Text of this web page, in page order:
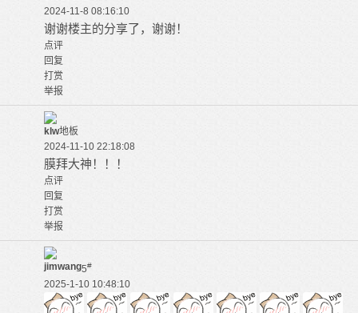
2024-11-8 08:16:10
谢谢楼主的分享了，谢谢！
点评
回复
打赏
举报
klw地板
2024-11-10 22:18:08
膜拜大神！！！
点评
回复
打赏
举报
jimwang5#
2025-1-10 10:48:10